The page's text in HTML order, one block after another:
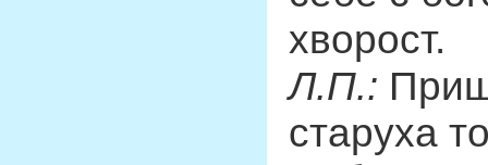
хворост.
Л.П.:
старуха